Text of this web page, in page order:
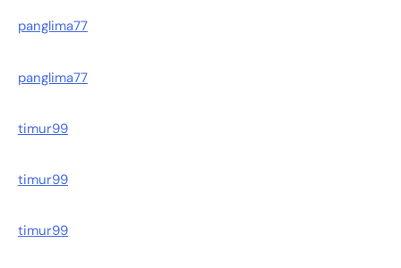
panglima77
panglima77
timur99
timur99
timur99